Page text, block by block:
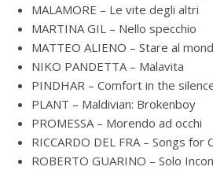
MALAMORE – Le vite degli altri
MARTINA GIL – Nello specchio
MATTEO ALIENO – Stare al
NIKO PANDETTA – Malavita
PINDHAR – Comfort in the
PLANT – Maldivian: Brokenboy
PROMESSA – Morendo ad occhi
RICCARDO DEL FRA – Songs
ROBERTO GUARINO – Solo